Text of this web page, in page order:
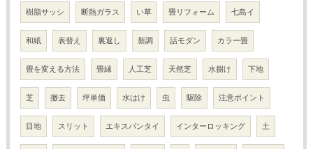
樹脂サッシ 断熱ガラス い草 畳リフォーム 七島イ
和紙 表替え 裏返し 新調 話モダン カラー畳
畳を変える方法 畳縁 人工芝 天然芝 水捌け 下地
芝 撤去 坪単価 水はけ 虫 駆除 注意ポイント
目地 スリット エキスパンタイ インターロッキング 土